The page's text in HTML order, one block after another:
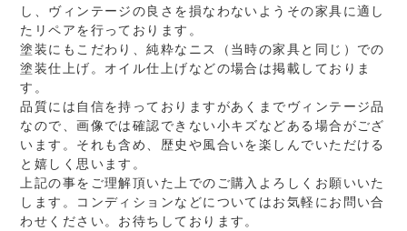
し、ヴィンテージの良さを損なわないようその家具に適し
たリペアを行っております。
塗装にもこだわり、純粋なニス（当時の家具と同じ）での
塗装仕上げ。オイル仕上げなどの場合は掲載しておりま
す。
品質には自信を持っておりますがあくまでヴィンテージ品
なので、画像では確認できない小キズなどある場合がござ
います。それも含め、歴史や風合いを楽しんでいただける
と嬉しく思います。
上記の事をご理解頂いた上でのご購入よろしくお願いいた
します。コンディションなどについてはお気軽にお問い合
わせください。お待ちしております。